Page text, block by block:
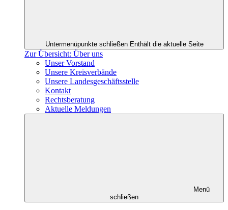
Untermenüpunkte schließen Enthält die aktuelle Seite
Zur Übersicht: Über uns
Unser Vorstand
Unsere Kreisverbände
Unsere Landesgeschäftsstelle
Kontakt
Rechtsberatung
Aktuelle Meldungen
Menü
schließen